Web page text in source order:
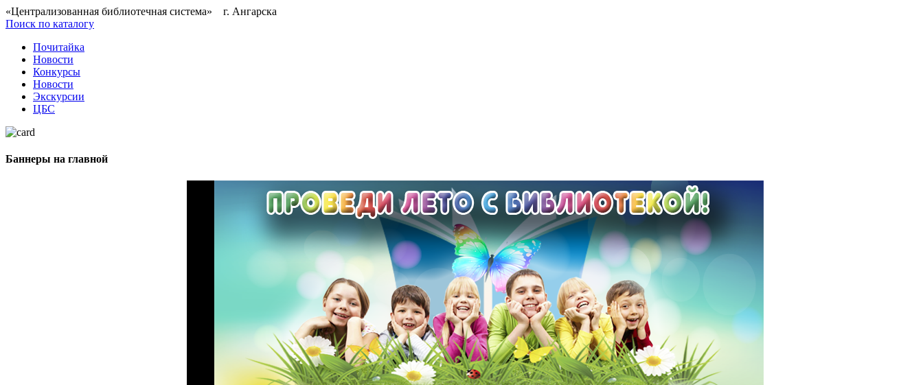
«Централизованная библиотечная система» г. Ангарска
Поиск по каталогу
Почитайка
Новости
Конкурсы
Новости
Экскурсии
ЦБС
Баннеры на главной